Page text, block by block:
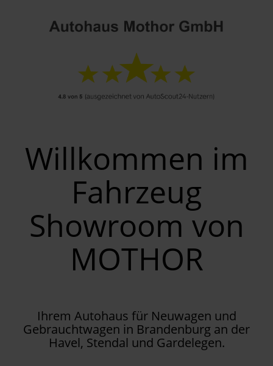
Willkommen im
Fahrzeug
Showroom von
MOTHOR
Ihrem Autohaus für Neuwagen und
Gebrauchtwagen in Brandenburg an der
Havel, Stendal und Gardelegen.